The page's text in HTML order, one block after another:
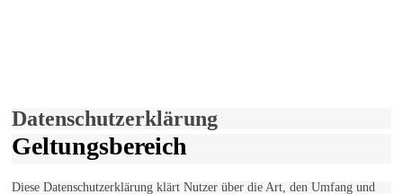
Datenschutzerklärung
Geltungsbereich
Diese Datenschutzerklärung klärt Nutzer über die Art, den Umfang und